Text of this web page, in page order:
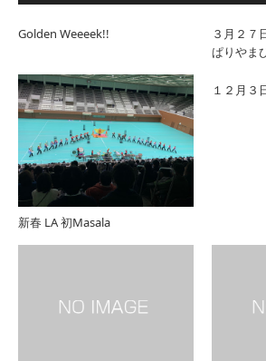
Golden Weeeek!!
３月２７
ぱりやま
新春 LA 初Masala
１２月３